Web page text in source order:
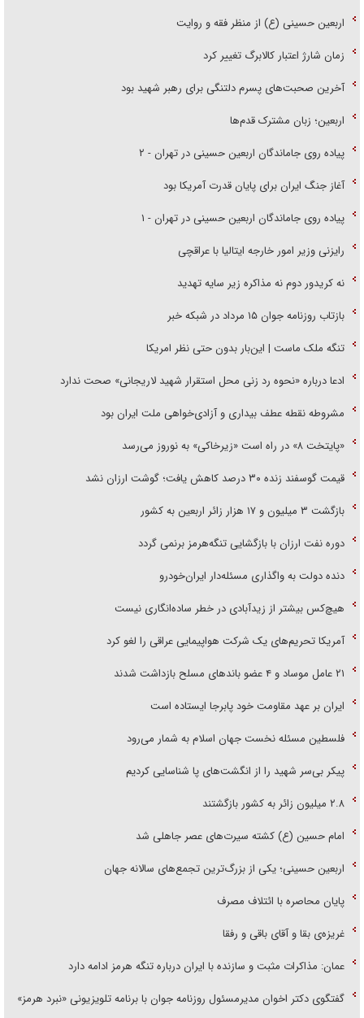
اربعین حسینی (ع) از منظر فقه و روایت
زمان شارژ اعتبار کالابرگ تغییر کرد
آخرین صحبت‌های پسرم دلتنگی برای رهبر شهید بود
اربعین؛ زبان مشترک قدم‌ها
پیاده روی جاماندگان اربعین حسینی در تهران - ۲
آغاز جنگ ایران برای پایان قدرت آمریکا بود
پیاده روی جاماندگان اربعین حسینی در تهران - ۱
رایزنی وزیر امور خارجه ایتالیا با عراقچی
نه کریدور دوم نه مذاکره زیر سایه تهدید
بازتاب روزنامه جوان ۱۵ مرداد در شبکه خبر
تنگه ملک ماست | این‌بار بدون حتی نظر امریکا
ادعا درباره «نحوه رد زنی محل استقرار شهید لاریجانی» صحت ندارد
مشروطه نقطه عطف بیداری و آزادی‌خواهی ملت ایران بود
«پایتخت ۸» در راه است «زیرخاکی» به نوروز می‌رسد
قیمت گوسفند زنده ۳۰ درصد کاهش یافت؛ گوشت ارزان نشد
بازگشت ۳ میلیون و ۱۷ هزار زائر اربعین به کشور
دوره نفت ارزان با بازگشایی تنگه‌هرمز برنمی گردد
دنده دولت به واگذاری مسئله‌دار ایران‌خودرو
هیچ‌کس بیشتر از زیدآبادی در خطر ساده‌انگاری نیست
آمریکا تحریم‌های یک شرکت هواپیمایی عراقی را لغو کرد
۲۱ عامل موساد و ۴ عضو باند‌های مسلح بازداشت شدند
ایران بر عهد مقاومت خود پابرجا ایستاده است
فلسطین مسئله نخست جهان اسلام به شمار می‌رود
پیکر بی‌سر شهید را از انگشت‌های پا شناسایی کردیم
۲.۸ میلیون زائر به کشور بازگشتند
امام حسین (ع) کشته سیرت‌های عصر جاهلی شد
اربعین حسینی؛ یکی از بزرگ‌ترین تجمع‌های سالانه جهان
پایان محاصره با ائتلاف مصرف
غریزه‌ی بقا و آقای باقی و رفقا
عمان: مذاکرات مثبت و سازنده با ایران درباره تنگه هرمز ادامه دارد
گفتگوی دکتر اخوان مدیرمسئول روزنامه جوان با برنامه تلویزیونی «نبرد هرمز»